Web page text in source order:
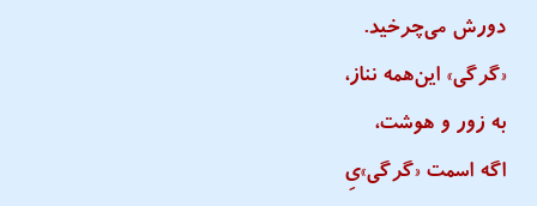
دورش می‌چرخید.
«گرگی» این‌همه نناز،
به زور و هوشت،
اگه اسمت «گرگی»یِ